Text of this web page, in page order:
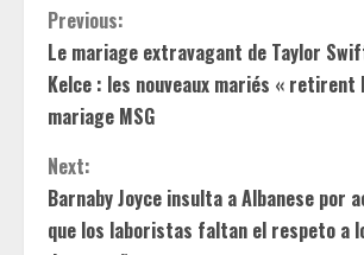
C
o
n
t
i
Previous:
Le mariage extravagant de Taylor
Kelce : les nouveaux mariés « retirent
mariage MSG
Next:
Barnaby Joyce insulta a Albanese por
que los laboristas faltan el respeto a